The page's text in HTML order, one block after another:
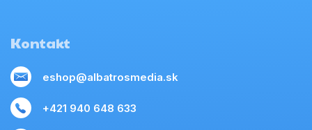
Kontakt
eshop@albatrosmedia.sk
+421 940 648 633